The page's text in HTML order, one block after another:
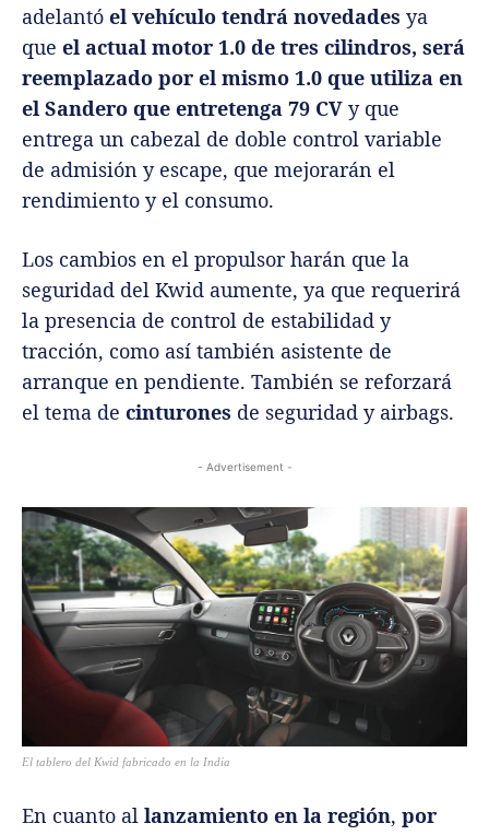
adelantó el vehículo tendrá novedades ya
que el actual motor 1.0 de tres cilindros, será
reemplazado por el mismo 1.0 que utiliza en
el Sandero que entretenga 79 CV y que
entrega un cabezal de doble control variable
de admisión y escape, que mejorarán el
rendimiento y el consumo.
Los cambios en el propulsor harán que la
seguridad del Kwid aumente, ya que requerirá
la presencia de control de estabilidad y
tracción, como así también asistente de
arranque en pendiente. También se reforzará
el tema de cinturones de seguridad y airbags.
- Advertisement -
El tablero del Kwid fabricado en la India
En cuanto al lanzamiento en la región, por